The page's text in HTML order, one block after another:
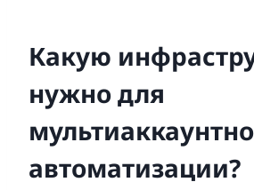
Какую
нужно для
автоматизации?